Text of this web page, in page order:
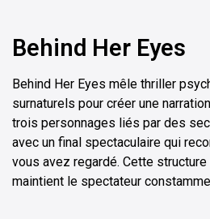
Behind Her Eyes
Behind Her Eyes mêle thriller
surnaturels pour créer une
trois personnages liés par des
avec un final spectaculaire qui
vous avez regardé. Cette
maintient le spectateur